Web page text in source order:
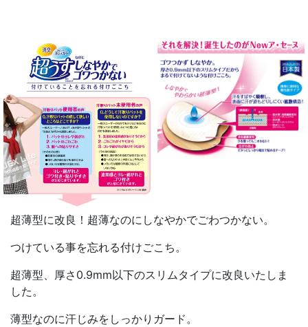
超薄型に改良！超薄なのにしなやかでごわつかない。
つけている事を忘れる付けごこち。
超薄型、厚さ0.9mm以下のスリムタイプに改良いたしま
した。
薄型なのに汗じみをしっかりガード。